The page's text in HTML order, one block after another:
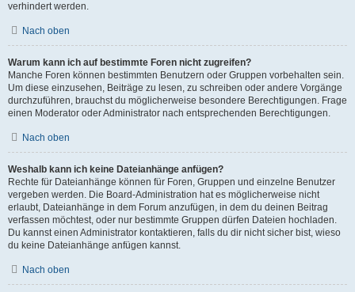
verhindert werden.
Nach oben
Warum kann ich auf bestimmte Foren nicht zugreifen?
Manche Foren können bestimmten Benutzern oder Gruppen vorbehalten sein.
Um diese einzusehen, Beiträge zu lesen, zu schreiben oder andere Vorgänge
durchzuführen, brauchst du möglicherweise besondere Berechtigungen. Frage
einen Moderator oder Administrator nach entsprechenden Berechtigungen.
Nach oben
Weshalb kann ich keine Dateianhänge anfügen?
Rechte für Dateianhänge können für Foren, Gruppen und einzelne Benutzer
vergeben werden. Die Board-Administration hat es möglicherweise nicht
erlaubt, Dateianhänge in dem Forum anzufügen, in dem du deinen Beitrag
verfassen möchtest, oder nur bestimmte Gruppen dürfen Dateien hochladen.
Du kannst einen Administrator kontaktieren, falls du dir nicht sicher bist, wieso
du keine Dateianhänge anfügen kannst.
Nach oben